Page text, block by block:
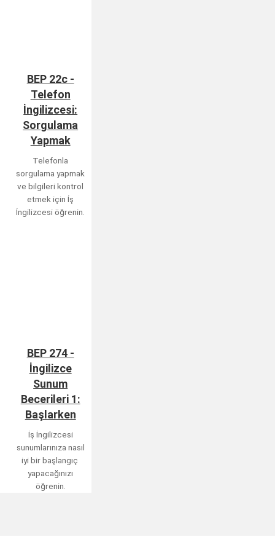
BEP 22c -
Telefon
İngilizcesi:
Sorgulama
Yapmak
Telefonla
sorgulama yapmak
ve bilgileri kontrol
etmek için İş
İngilizcesi öğrenin.
BEP 274 -
İngilizce
Sunum
Becerileri 1:
Başlarken
İş İngilizcesi
sunumlarınıza nasıl
iyi bir başlangıç ​​
yapacağınızı
öğrenin.